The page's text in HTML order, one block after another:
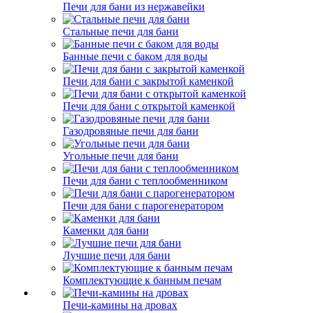
Печи для бани из нержавейки
Стальные печи для бани
Банные печи с баком для воды
Печи для бани с закрытой каменкой
Печи для бани с открытой каменкой
Газодровяные печи для бани
Угольные печи для бани
Печи для бани с теплообменником
Печи для бани с парогенератором
Каменки для бани
Лучшие печи для бани
Комплектующие к банным печам
Печи-камины на дровах